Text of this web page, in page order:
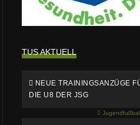
TUS AKTUELL
NEUE TRAININGSANZÜGE
DIE U8 DER JSG